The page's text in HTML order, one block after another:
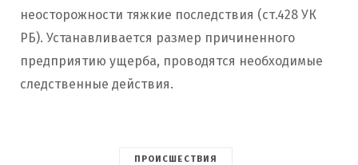
неосторожности тяжкие последствия (ст.428 УК
РБ). Устанавливается размер причиненного
предприятию ущерба, проводятся необходимые
следственные действия.
ПРОИСШЕСТВИЯ